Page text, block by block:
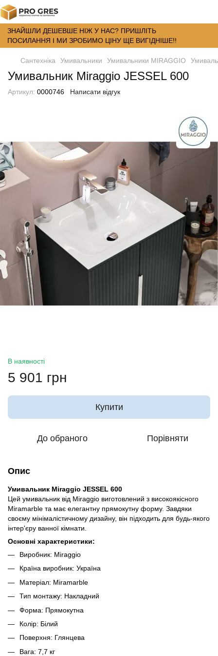
ЗНАЙШЛИ ДЕШЕВШЕ НІЖ У НАС? ПРИШЛІТЬ
ПОСИЛАННЯ І МИ ЗРОБИМО ЦІНУ ЩЕ ВИГІДНІШЕ!!
Сантехніка Умивальники Умивальники MIRAGGIO
Умивальник Miraggio JESSEL 600
Артикул: 0000746 Написати відгук
В наявності
5 901 грн
Купити
До обраного Порівняти
Опис
Умивальник Miraggio JESSEL 600
Цей умивальник від Miraggio виготовлений з високоякісного
Miramarble та має елегантну прямокутну форму. Завдяки
своєму мінімалістичному дизайну, він підходить для будь-якого
інтер'єру ванної кімнати.
Основні характеристики:
Виробник: Miraggio
Країна виробник: Україна
Матеріал: Miramarble
Тип монтажу: Накладний
Форма: Прямокутна
Колір: Білий
Поверхня: Глянцева
Вага: 7,7 кг